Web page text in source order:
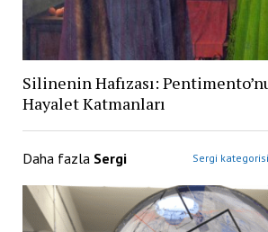
Silinenin Hafızası:
Hayalet Katmanları
Daha fazla Sergi Sergi